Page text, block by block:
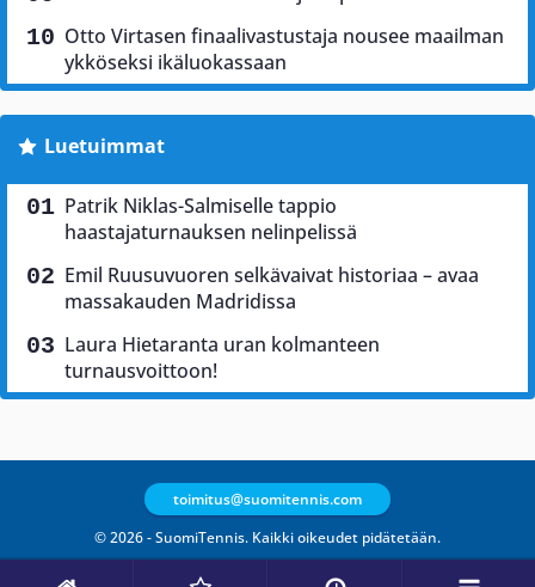
Otto Virtasen finaalivastustaja nousee maailman
ykköseksi ikäluokassaan
Luetuimmat
Patrik Niklas-Salmiselle tappio
haastajaturnauksen nelinpelissä
Emil Ruusuvuoren selkävaivat historiaa – avaa
massakauden Madridissa
Laura Hietaranta uran kolmanteen
turnausvoittoon!
© 2026 - SuomiTennis. Kaikki oikeudet pidätetään.
toimitus@suomitennis.com